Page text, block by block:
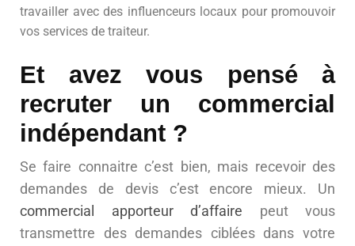
travailler avec des influenceurs locaux pour promouvoir
vos services de traiteur.
Et avez vous pensé à
recruter un commercial
indépendant ?
Se faire connaitre c’est bien, mais recevoir des
demandes de devis c’est encore mieux. Un
commercial apporteur d’affaire peut vous
transmettre des demandes ciblées dans votre